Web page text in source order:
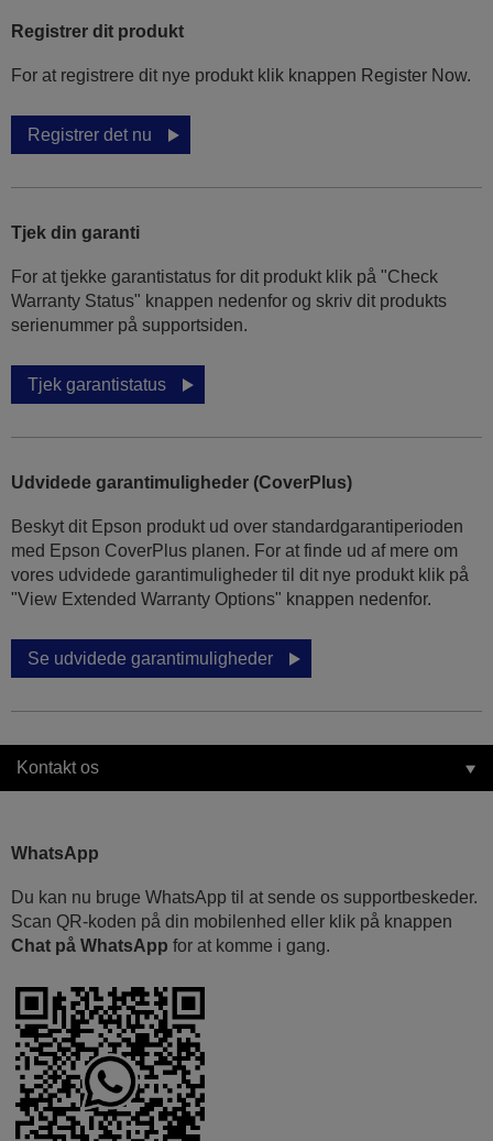
Registrer dit produkt
For at registrere dit nye produkt klik knappen Register Now.
Registrer det nu
Tjek din garanti
For at tjekke garantistatus for dit produkt klik på "Check
Warranty Status" knappen nedenfor og skriv dit produkts
serienummer på supportsiden.
Tjek garantistatus
Udvidede garantimuligheder (CoverPlus)
Beskyt dit Epson produkt ud over standardgarantiperioden
med Epson CoverPlus planen. For at finde ud af mere om
vores udvidede garantimuligheder til dit nye produkt klik på
"View Extended Warranty Options" knappen nedenfor.
Se udvidede garantimuligheder
Kontakt os
WhatsApp
Du kan nu bruge WhatsApp til at sende os supportbeskeder.
Scan QR-koden på din mobilenhed eller klik på knappen
Chat på WhatsApp for at komme i gang.